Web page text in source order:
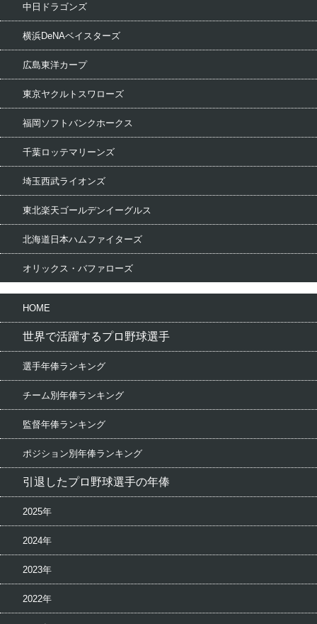
中日ドラゴンズ
横浜DeNAベイスターズ
広島東洋カープ
東京ヤクルトスワローズ
福岡ソフトバンクホークス
千葉ロッテマリーンズ
埼玉西武ライオンズ
東北楽天ゴールデンイーグルス
北海道日本ハムファイターズ
オリックス・バファローズ
HOME
世界で活躍するプロ野球選手
選手年俸ランキング
チーム別年俸ランキング
監督年俸ランキング
ポジション別年俸ランキング
引退したプロ野球選手の年俸
2025年
2024年
2023年
2022年